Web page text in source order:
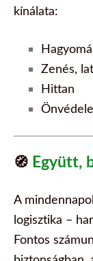
kínálata:
Zenés,
Hittan
🧭 Együtt,
A
logisztika –
Fontos